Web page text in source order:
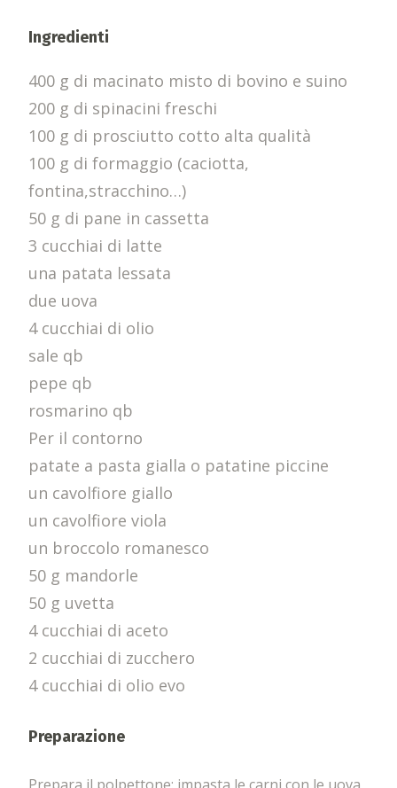
Ingredienti
400 g di macinato misto di bovino e suino
200 g di spinacini freschi
100 g di prosciutto cotto alta qualità
100 g di formaggio (caciotta,
fontina,stracchino…)
50 g di pane in cassetta
3 cucchiai di latte
una patata lessata
due uova
4 cucchiai di olio
sale qb
pepe qb
rosmarino qb
Per il contorno
patate a pasta gialla o patatine piccine
un cavolfiore giallo
un cavolfiore viola
un broccolo romanesco
50 g mandorle
50 g uvetta
4 cucchiai di aceto
2 cucchiai di zucchero
4 cucchiai di olio evo
Preparazione